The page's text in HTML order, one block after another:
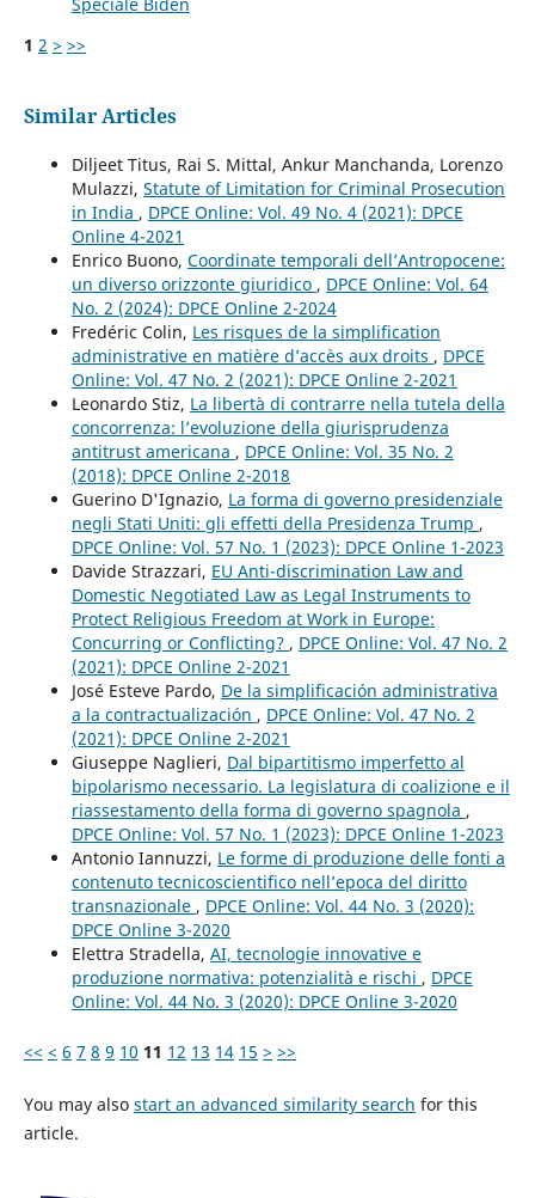
1 2 > >>
Similar Articles
Diljeet Titus, Rai S. Mittal, Ankur Manchanda, Lorenzo
Mulazzi, Statute of Limitation for Criminal Prosecution
in India , DPCE Online: Vol. 49 No. 4 (2021): DPCE
Online 4-2021
Enrico Buono, Coordinate temporali dell’Antropocene:
un diverso orizzonte giuridico , DPCE Online: Vol. 64
No. 2 (2024): DPCE Online 2-2024
Fredéric Colin, Les risques de la simplification
administrative en matière d’accès aux droits , DPCE
Online: Vol. 47 No. 2 (2021): DPCE Online 2-2021
Leonardo Stiz, La libertà di contrarre nella tutela della
concorrenza: l’evoluzione della giurisprudenza
antitrust americana , DPCE Online: Vol. 35 No. 2
(2018): DPCE Online 2-2018
Guerino D'Ignazio, La forma di governo presidenziale
negli Stati Uniti: gli effetti della Presidenza Trump ,
DPCE Online: Vol. 57 No. 1 (2023): DPCE Online 1-2023
Davide Strazzari, EU Anti-discrimination Law and
Domestic Negotiated Law as Legal Instruments to
Protect Religious Freedom at Work in Europe:
Concurring or Conflicting? , DPCE Online: Vol. 47 No. 2
(2021): DPCE Online 2-2021
José Esteve Pardo, De la simplificación administrativa
a la contractualización , DPCE Online: Vol. 47 No. 2
(2021): DPCE Online 2-2021
Giuseppe Naglieri, Dal bipartitismo imperfetto al
bipolarismo necessario. La legislatura di coalizione e il
riassestamento della forma di governo spagnola ,
DPCE Online: Vol. 57 No. 1 (2023): DPCE Online 1-2023
Antonio Iannuzzi, Le forme di produzione delle fonti a
contenuto tecnicoscientifico nell’epoca del diritto
transnazionale , DPCE Online: Vol. 44 No. 3 (2020):
DPCE Online 3-2020
Elettra Stradella, AI, tecnologie innovative e
produzione normativa: potenzialità e rischi , DPCE
Online: Vol. 44 No. 3 (2020): DPCE Online 3-2020
<< < 6 7 8 9 10 11 12 13 14 15 > >>
You may also start an advanced similarity search for this
article.